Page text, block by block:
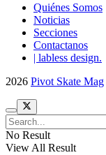
Quiénes Somos
Noticias
Secciones
Contactanos
| labless design.
2026 Pivot Skate Mag
No Result
View All Result